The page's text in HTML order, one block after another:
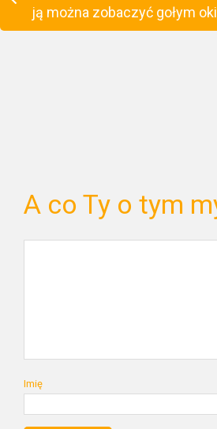
ją można zobaczyć gołym
A co Ty o tym
Imię